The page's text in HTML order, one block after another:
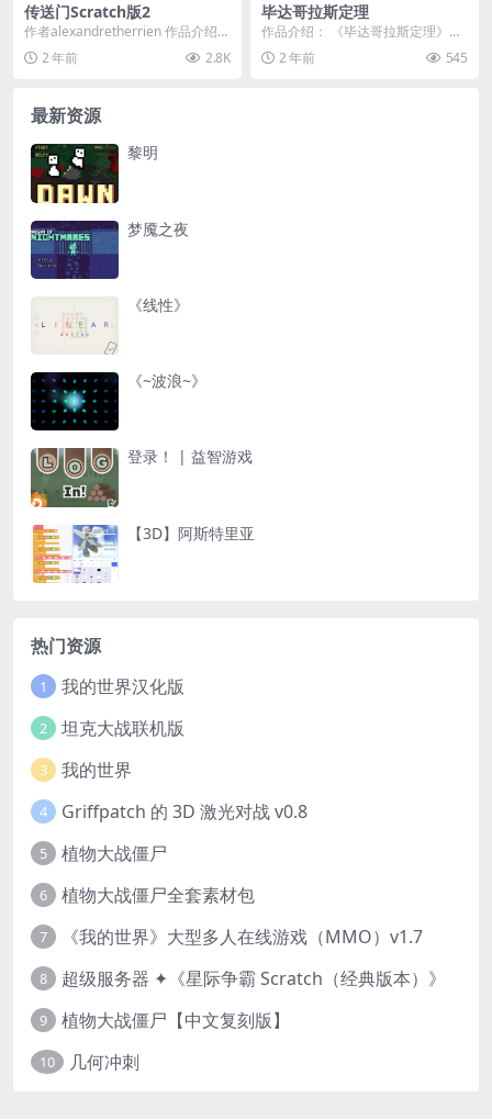
传送门Scratch版2
作者alexandretherrien 作品介绍：
欢迎来到《传送门 Scrat...
2 年前 2.8K
毕达哥拉斯定理
作品介绍： 《毕达哥拉斯定理》是
一款互动演示程序，展示了毕达哥
拉斯定理在直角三角...
2 年前 545
最新资源
黎明
梦魇之夜
《线性》
《~波浪~》
登录！ | 益智游戏
【3D】阿斯特里亚
热门资源
1 我的世界汉化版
2 坦克大战联机版
3 我的世界
4 Griffpatch 的 3D 激光对战 v0.8
5 植物大战僵尸
6 植物大战僵尸全套素材包
7 《我的世界》大型多人在线游戏（MMO）v1.7
8 超级服务器 ✦《星际争霸 Scratch（经典版本）》
9 植物大战僵尸【中文复刻版】
10 几何冲刺